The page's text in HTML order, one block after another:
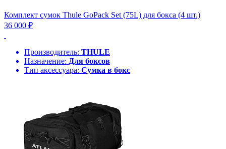
Комплект сумок Thule GoPack Set (75L) для бокса (4 шт.)
36 000 ₽
Производитель: THULE
Назначение: Для боксов
Тип аксессуара: Сумка в бокс